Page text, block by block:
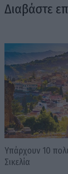
Διαβάστε
Υπάρχουν 10
Σικελία